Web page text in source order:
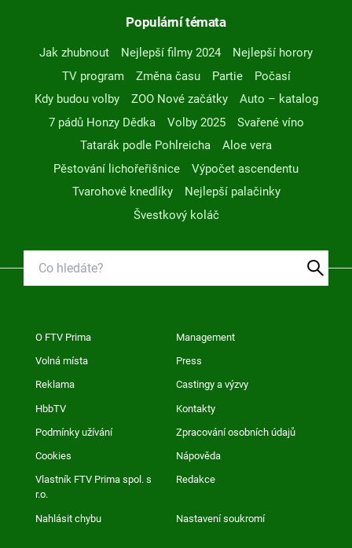
Populární témata
Jak zhubnout Nejlepší filmy 2024
Nejlepší horory
TV program
Změna času Partie
Počasí
Kdy budou volby
ZOO Nové začátky
Auto – katalog
7 pádů Honzy Dědka
Volby 2025
Svařené víno
Tatarák podle Pohlreicha
Aloe vera
Pěstování lichořeřišnice
Výpočet ascendentu
Tvarohové knedlíky
Nejlepší palačinky
Švestkový koláč
O FTV Prima Management
Volná místa Press
Reklama Castingy a výzvy
HbbTV Kontakty
Podmínky užívání Zpracování osobních údajů
Cookies Nápověda
Vlastník FTV Prima spol. s
r.o.
Redakce
Nahlásit chybu Nastavení soukromí